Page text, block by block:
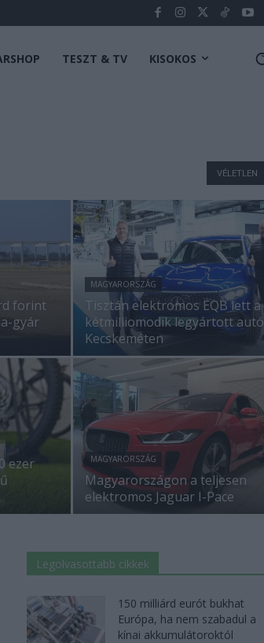
TESZT & TV KISOKOS
VÉLETLEN
forint
gyár
MAGYARORSZÁG
Tisztán elektromos EQB lett a
kétmilliomodik legyártott autó
Kecskeméten
ezer
MAGYARORSZÁG
Magyarországon a teljesen
elektromos Jaguar I-Pace
Legolvasottabb cikkek
150 milliárd eurót bukhat
Európa, ha nem szabadul a
kínai akkumulátoroktól